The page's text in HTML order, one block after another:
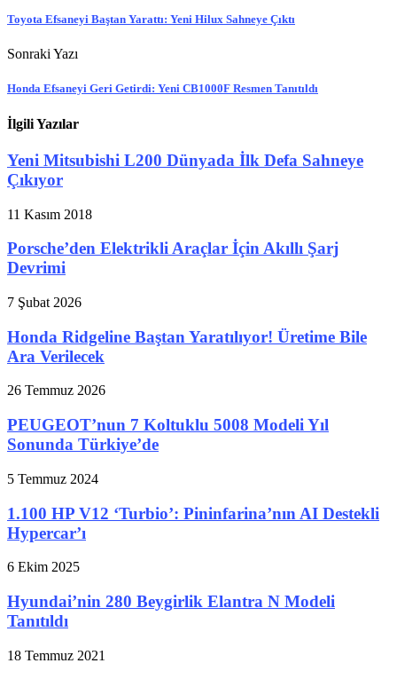
Toyota Efsaneyi Baştan Yarattı: Yeni Hilux Sahneye Çıktı
Sonraki Yazı
Honda Efsaneyi Geri Getirdi: Yeni CB1000F Resmen Tanıtıldı
İlgili Yazılar
Yeni Mitsubishi L200 Dünyada İlk Defa Sahneye
Çıkıyor
11 Kasım 2018
Porsche’den Elektrikli Araçlar İçin Akıllı Şarj
Devrimi
7 Şubat 2026
Honda Ridgeline Baştan Yaratılıyor! Üretime Bile
Ara Verilecek
26 Temmuz 2026
PEUGEOT’nun 7 Koltuklu 5008 Modeli Yıl
Sonunda Türkiye’de
5 Temmuz 2024
1.100 HP V12 ‘Turbio’: Pininfarina’nın AI Destekli
Hypercar’ı
6 Ekim 2025
Hyundai’nin 280 Beygirlik Elantra N Modeli
Tanıtıldı
18 Temmuz 2021